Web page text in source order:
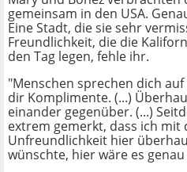
gemeinsam in den USA.
Eine Stadt, die sie sehr
Freundlichkeit, die die
den Tag legen, fehle ihr.
"Menschen sprechen dich
dir Komplimente. (...)
einander gegenüber. (...)
extrem gemerkt, dass ich mit
Unfreundlichkeit hier
wünschte, hier wäre es